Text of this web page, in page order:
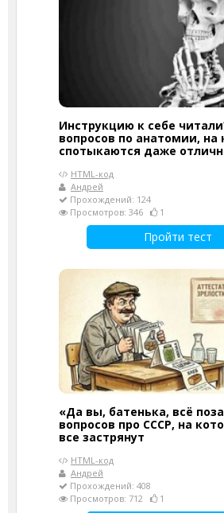
Инструкцию к себе
вопросов по анатомии, на
спотыкаются даже
HTML-код
Андрей
Прохождений: 124
Просмотров: 346
1
Пройти тест
«Да вы, батенька, всё
вопросов про СССР, на
все застрянут
HTML-код
Андрей
Прохождений: 408
Просмотров: 712
1